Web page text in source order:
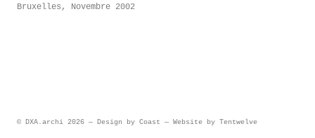
Bruxelles, Novembre 2002
© DXA.archi 2026 — Design by Coast — Website by Tentwelve